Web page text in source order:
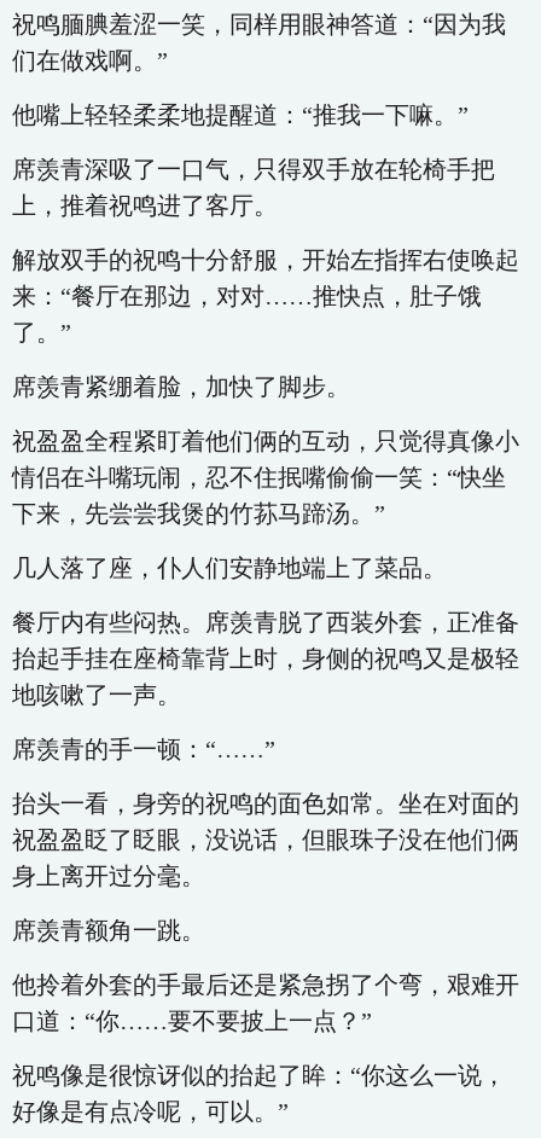
祝鸣腼腆羞涩一笑，同样用眼神答道：“因为我
们在做戏啊。”
他嘴上轻轻柔柔地提醒道：“推我一下嘛。”
席羡青深吸了一口气，只得双手放在轮椅手把
上，推着祝鸣进了客厅。
解放双手的祝鸣十分舒服，开始左指挥右使唤起
来：“餐厅在那边，对对……推快点，肚子饿
了。”
席羡青紧绷着脸，加快了脚步。
祝盈盈全程紧盯着他们俩的互动，只觉得真像小
情侣在斗嘴玩闹，忍不住抿嘴偷偷一笑：“快坐
下来，先尝尝我煲的竹荪马蹄汤。”
几人落了座，仆人们安静地端上了菜品。
餐厅内有些闷热。席羡青脱了西装外套，正准备
抬起手挂在座椅靠背上时，身侧的祝鸣又是极轻
地咳嗽了一声。
席羡青的手一顿：“……”
抬头一看，身旁的祝鸣的面色如常。坐在对面的
祝盈盈眨了眨眼，没说话，但眼珠子没在他们俩
身上离开过分毫。
席羡青额角一跳。
他拎着外套的手最后还是紧急拐了个弯，艰难开
口道：“你……要不要披上一点？”
祝鸣像是很惊讶似的抬起了眸：“你这么一说，
好像是有点冷呢，可以。”